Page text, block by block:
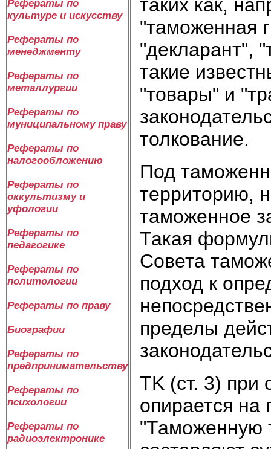
Рефераты по
культуре и искусству
Рефераты по
менеджменту
Рефераты по
металлургии
Рефераты по
муниципальному праву
Рефераты по
налогообложению
Рефераты по
оккультизму и
уфологии
Рефераты по
педагогике
Рефераты по
политологии
Рефераты по праву
Биографии
Рефераты по
предпринимательству
Рефераты по
психологии
Рефераты по
радиоэлектронике
таких как,
"таможенная
"декларант",
такие
"товары" и
толкование.
Под
территорию,
таможенное
Такая
Совета
подход к
пределы
TK (ст. 3) при
опирается на
"Таможенную